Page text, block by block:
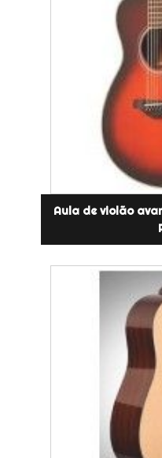
Aula de violão